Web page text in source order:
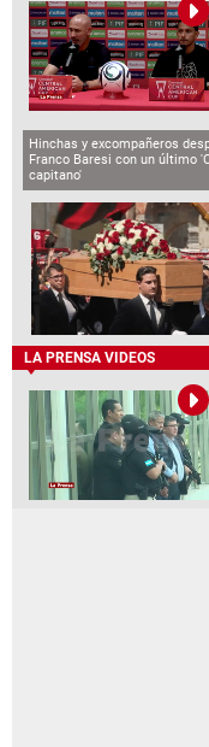
Hinchas y excompañeros
Franco Baresi con un último
capitano'
LA PRENSA VIDEOS